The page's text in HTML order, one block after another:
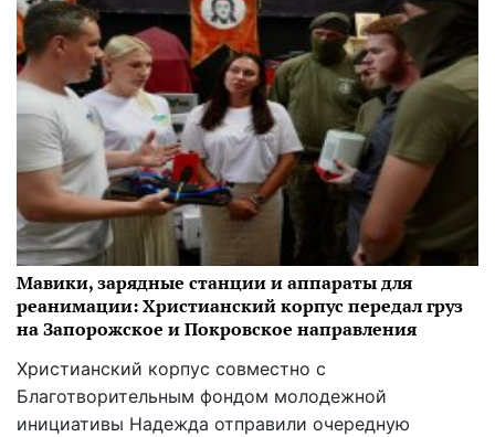
Мавики, зарядные станции и аппараты для
реанимации: Христианский корпус передал груз
на Запорожское и Покровское направления
Христианский корпус совместно с
Благотворительным фондом молодежной
инициативы Надежда отправили очередную